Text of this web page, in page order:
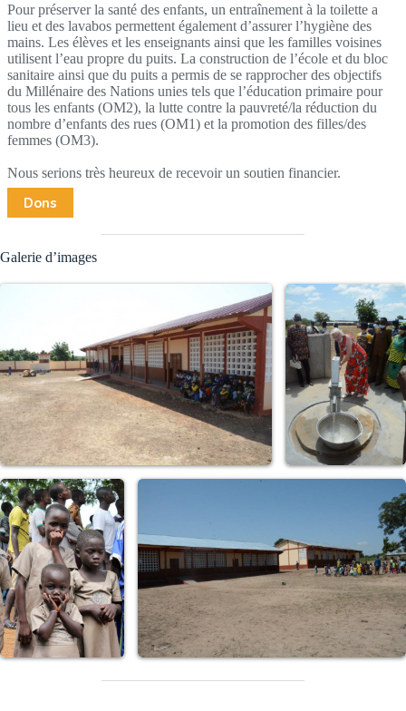
Pour préserver la santé des enfants, un entraînement à la toilette a
lieu et des lavabos permettent également d’assurer l’hygiène des
mains. Les élèves et les enseignants ainsi que les familles voisines
utilisent l’eau propre du puits. La construction de l’école et du bloc
sanitaire ainsi que du puits a permis de se rapprocher des objectifs
du Millénaire des Nations unies tels que l’éducation primaire pour
tous les enfants (OM2), la lutte contre la pauvreté/la réduction du
nombre d’enfants des rues (OM1) et la promotion des filles/des
femmes (OM3).
Nous serions très heureux de recevoir un soutien financier.
Dons
Galerie d’images